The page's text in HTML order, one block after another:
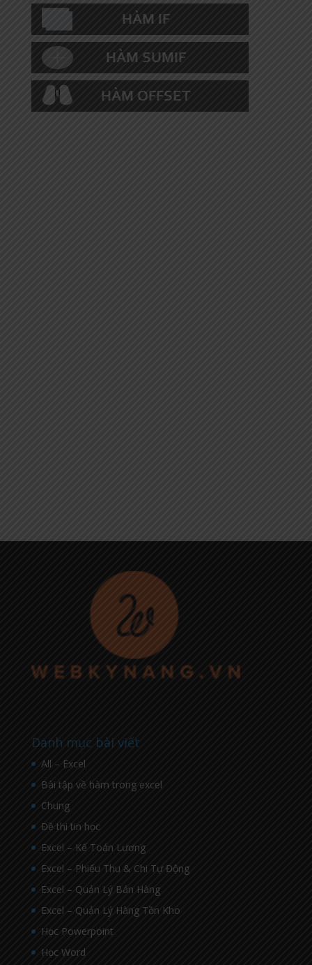
Danh mục bài viết
All – Excel
Bài tập về hàm trong excel
Chung
Đề thi tin học
Excel – Kế Toán Lương
Excel – Phiếu Thu & Chi Tự Động
Excel – Quản Lý Bán Hàng
Excel – Quản Lý Hàng Tồn Kho
Học Powerpoint
Học Word